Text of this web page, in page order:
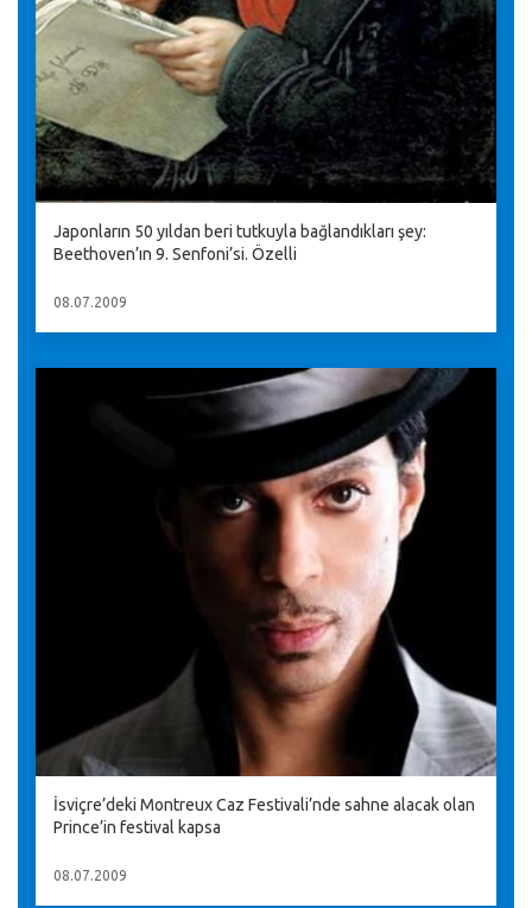
Japonların 50 yıldan beri tutkuyla bağlandıkları şey:
Beethoven’ın 9. Senfoni’si. Özelli
08.07.2009
İsviçre’deki Montreux Caz Festivali’nde sahne alacak olan
Prince’in festival kapsa
08.07.2009